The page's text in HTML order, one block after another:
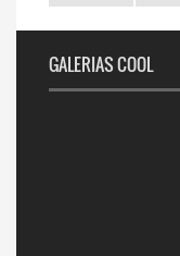
GALERIAS COOL